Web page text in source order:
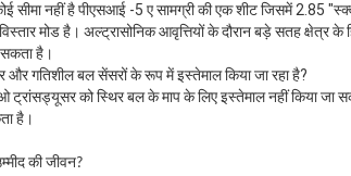
सीमा नहीं है पीएसआई -5 ए सामग्री की एक शीट जिसमें 2.85
मोड है। अल्ट्रासोनिक आवृत्तियों के दौरान बड़े सतह क्षेत्र के
सकता है।
और गतिशील बल सेंसरों के रूप में इस्तेमाल किया जा रहा है?
ट्रांसड्यूसर को स्थिर बल के माप के लिए इस्तेमाल नहीं किया
है।
की जीवन?